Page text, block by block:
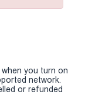
you turn on
network.
or refunded